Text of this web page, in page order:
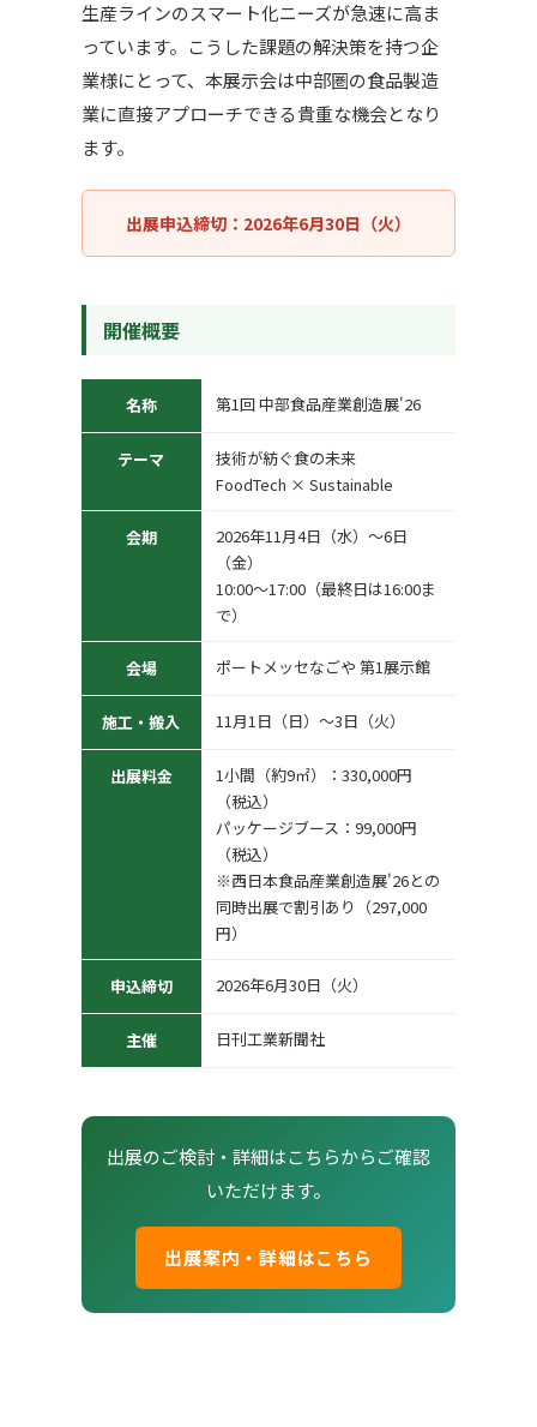
生産ラインのスマート化ニーズが急速に高ま
っています。こうした課題の解決策を持つ企
業様にとって、本展示会は中部圏の食品製造
業に直接アプローチできる貴重な機会となり
ます。
出展申込締切：2026年6月30日（火）
開催概要
名称 第1回 中部食品産業創造展'26
テーマ
技術が紡ぐ食の未来
FoodTech × Sustainable
会期
2026年11月4日（水）〜6日
（金）
10:00〜17:00（最終日は16:00ま
で）
会場 ポートメッセなごや 第1展示館
施工・搬入 11月1日（日）〜3日（火）
出展料金
1小間（約9㎡）：330,000円
（税込）
パッケージブース：99,000円
（税込）
※西日本食品産業創造展'26との
同時出展で割引あり（297,000
円）
申込締切 2026年6月30日（火）
主催 日刊工業新聞社
出展のご検討・詳細はこちらからご確認
いただけます。
出展案内・詳細はこちら